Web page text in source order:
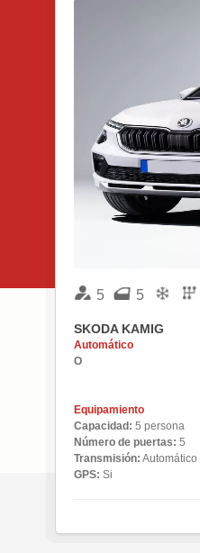
5 5
SKODA KAMIG
Automático
O
Equipamiento
Capacidad: 5 persona
Número de puertas: 5
Transmisión: Automático
GPS: Si